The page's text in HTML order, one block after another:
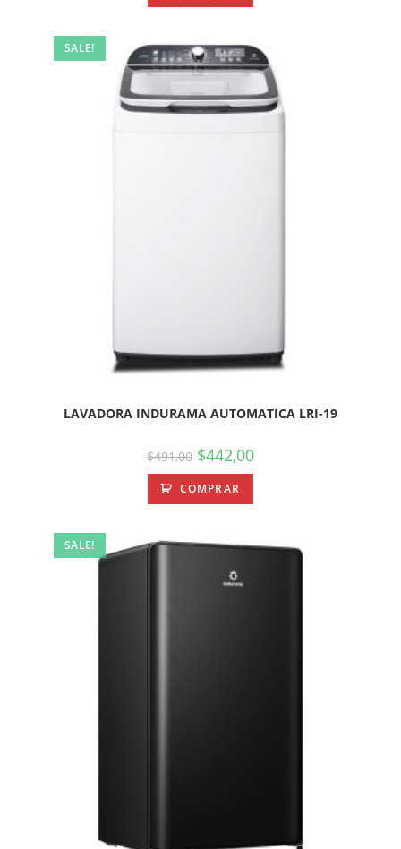
SALE!
LAVADORA INDURAMA AUTOMATICA LRI-19
$491,00 $442,00
COMPRAR
SALE!